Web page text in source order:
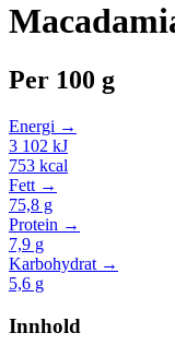
Per 100 g
Energi →
3 102 kJ
753 kcal
Fett →
75,8 g
Protein →
7,9 g
Karbohydrat →
5,6 g
Innhold